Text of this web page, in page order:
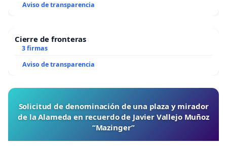
Aviso de transparencia
Cierre de fronteras
3 firmas
Aviso de transparencia
Solicitud de denominación de una plaza y mirador
de la Alameda en recuerdo de Javier Vallejo Muñoz
“Mazinger”